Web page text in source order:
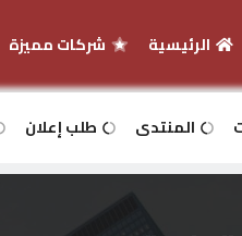
الرئيسية شركات مميزة
المنتدى طلب إعلان